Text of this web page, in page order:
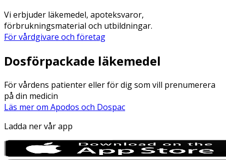
Vi erbjuder läkemedel, apoteksvaror,
förbrukningsmaterial och utbildningar.
För vårdgivare och företag
Dosförpackade läkemedel
För vårdens patienter eller för dig som vill prenumerera
på din medicin
Läs mer om Apodos och Dospac
Ladda ner vår app